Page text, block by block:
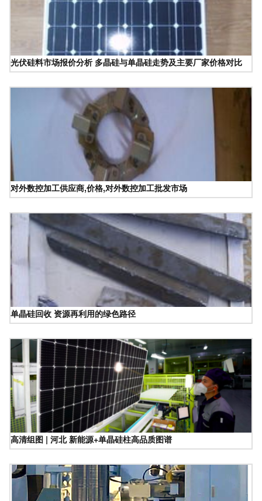
光伏硅料市场报价分析 多晶硅与单晶硅走势及主要厂家价格对比
对外数控加工供应商,价格,对外数控加工批发市场
单晶硅回收 资源再利用的绿色路径
高清组图 | 河北 新能源+单晶硅柱高品质图谱